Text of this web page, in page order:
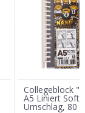
Collegeblock
A5 Liniert
Umschlag, 80